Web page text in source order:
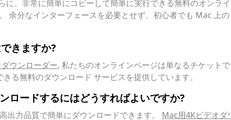
、非常に簡単にコピーして簡単に実行できる無料のオンラ
余分なインターフェースを必要とせず、初心者でも Mac 上
きますか?
ウンローダー, 私たちのオンラインページは単なるチケット
る無料のダウンロード サービスを提供しています。
ロードするにはどうすればよいですか?
力品質で簡単にダウンロードできます。 Mac用4Kビデオダ